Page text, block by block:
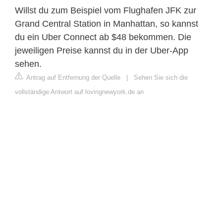
Willst du zum Beispiel vom Flughafen JFK zur
Grand Central Station in Manhattan, so kannst
du ein Uber Connect ab $48 bekommen. Die
jeweiligen Preise kannst du in der Uber-App
sehen.
Antrag auf Entfernung der Quelle | Sehen Sie sich die
vollständige Antwort auf lovingnewyork.de an